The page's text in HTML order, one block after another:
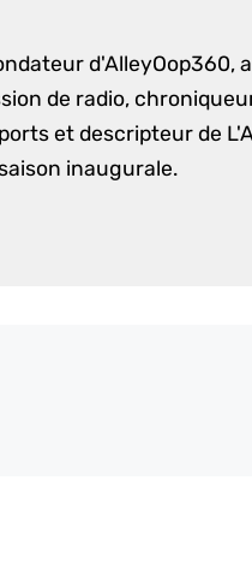
d'AlleyOop360,
de radio,
et descripteur de
inaugurale.